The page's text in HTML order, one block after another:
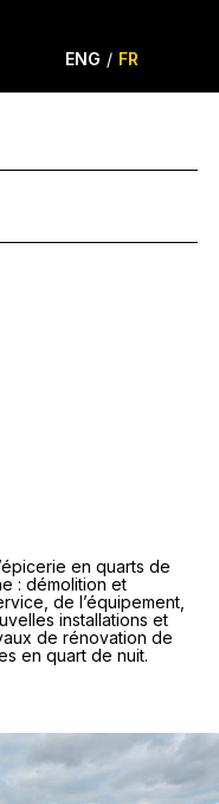
ENG / FR
en quarts de
: démolition et
de l’équipement,
installations et
de rénovation de
en quart de nuit.